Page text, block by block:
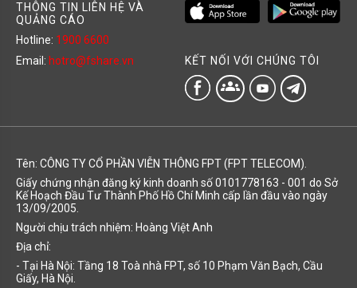
THÔNG TIN LIÊN HỆ VÀ
QUẢNG CÁO
Hotline: 1900 6600
Email: hotro@fshare.vn KẾT NỐI VỚI CHÚNG TÔI
groups
Tên: CÔNG TY CỔ PHẦN VIỄN THÔNG FPT (FPT TELECOM).
Giấy chứng nhận đăng ký kinh doanh số 0101778163 - 001 do Sở
Kế Hoạch Đầu Tư Thành Phố Hồ Chí Minh cấp lần đầu vào ngày
13/09/2005.
Người chịu trách nhiệm: Hoàng Việt Anh
Địa chỉ:
- Tại Hà Nội: Tầng 18 Toà nhà FPT, số 10 Phạm Văn Bạch, Cầu
Giấy, Hà Nội.